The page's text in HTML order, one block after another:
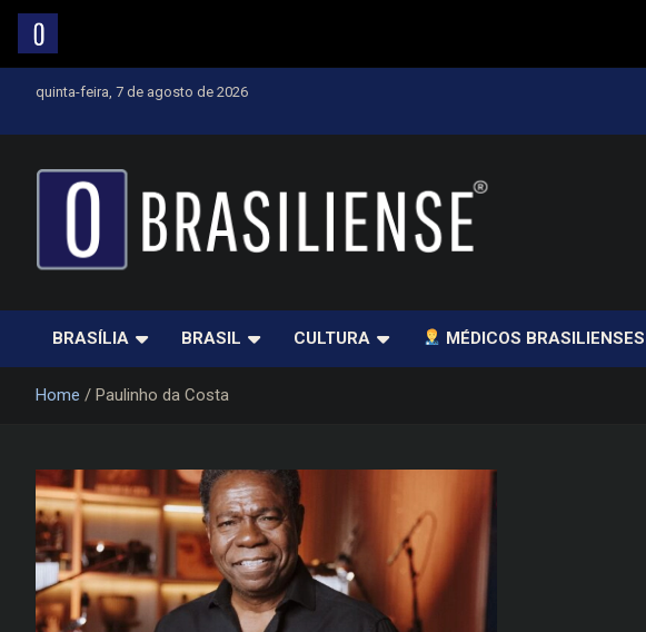
quinta-feira, 7 de agosto de 2026
BRASÍLIA BRASIL CULTURA MÉDICOS BRASILIENSES
Home Paulinho da Costa